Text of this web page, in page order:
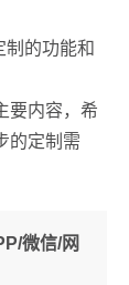
制的功能和
要内容，希
的定制需
微信/网